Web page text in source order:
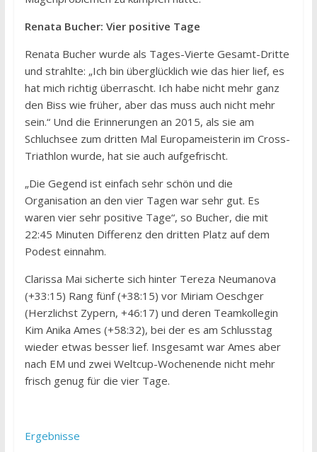
Renata Bucher: Vier positive Tage
Renata Bucher wurde als Tages-Vierte Gesamt-Dritte
und strahlte: „Ich bin überglücklich wie das hier lief, es
hat mich richtig überrascht. Ich habe nicht mehr ganz
den Biss wie früher, aber das muss auch nicht mehr
sein.“ Und die Erinnerungen an 2015, als sie am
Schluchsee zum dritten Mal Europameisterin im Cross-
Triathlon wurde, hat sie auch aufgefrischt.
„Die Gegend ist einfach sehr schön und die
Organisation an den vier Tagen war sehr gut. Es
waren vier sehr positive Tage“, so Bucher, die mit
22:45 Minuten Differenz den dritten Platz auf dem
Podest einnahm.
Clarissa Mai sicherte sich hinter Tereza Neumanova
(+33:15) Rang fünf (+38:15) vor Miriam Oeschger
(Herzlichst Zypern, +46:17) und deren Teamkollegin
Kim Anika Ames (+58:32), bei der es am Schlusstag
wieder etwas besser lief. Insgesamt war Ames aber
nach EM und zwei Weltcup-Wochenende nicht mehr
frisch genug für die vier Tage.
Ergebnisse